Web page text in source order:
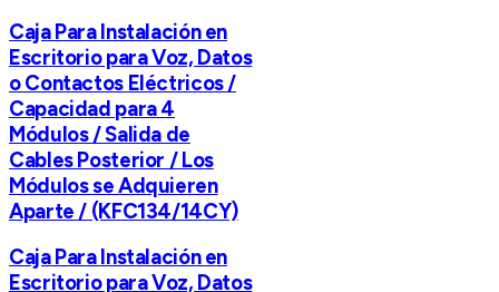
Caja Para Instalación en
Escritorio para Voz, Datos
o Contactos Eléctricos /
Capacidad para 4
Módulos / Salida de
Cables Posterior / Los
Módulos se Adquieren
Aparte / (KFC134/14CY)
Caja Para Instalación en
Escritorio para Voz, Datos